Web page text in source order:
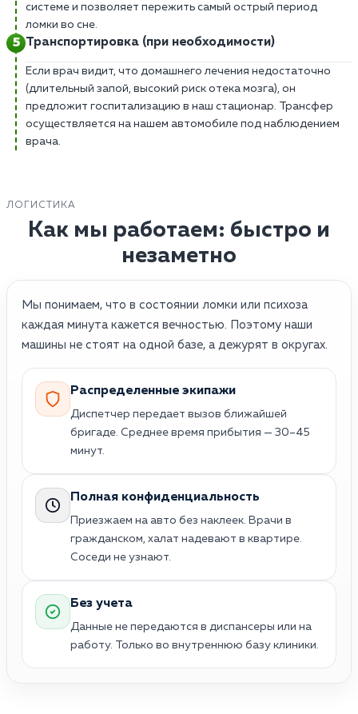
системе и позволяет пережить самый острый период
ломки во сне.
Транспортировка (при необходимости)
Если врач видит, что домашнего лечения недостаточно
(длительный запой, высокий риск отека мозга), он
предложит госпитализацию в наш стационар. Трансфер
осуществляется на нашем автомобиле под наблюдением
врача.
ЛОГИСТИКА
Как мы работаем: быстро и
незаметно
Мы понимаем, что в состоянии ломки или психоза
каждая минута кажется вечностью. Поэтому наши
машины не стоят на одной базе, а дежурят в округах.
Распределенные экипажи
Диспетчер передает вызов ближайшей
бригаде. Среднее время прибытия — 30–45
минут.
Полная конфиденциальность
Приезжаем на авто без наклеек. Врачи в
гражданском, халат надевают в квартире.
Соседи не узнают.
Без учета
Данные не передаются в диспансеры или на
работу. Только во внутреннюю базу клиники.